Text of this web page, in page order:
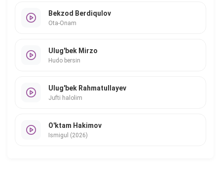
Bekzod Berdiqulov
Ota-Onam
Ulug'bek Mirzo
Hudo bersin
Ulug'bek Rahmatullayev
Jufti halolim
O'ktam Hakimov
Ismigul (2026)